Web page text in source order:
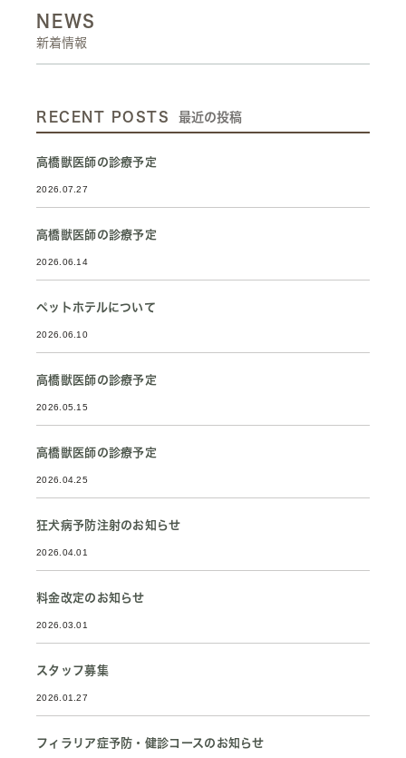
NEWS
新着情報
RECENT POSTS 最近の投稿
高橋獣医師の診療予定
2026.07.27
高橋獣医師の診療予定
2026.06.14
ペットホテルについて
2026.06.10
高橋獣医師の診療予定
2026.05.15
高橋獣医師の診療予定
2026.04.25
狂犬病予防注射のお知らせ
2026.04.01
料金改定のお知らせ
2026.03.01
スタッフ募集
2026.01.27
フィラリア症予防・健診コースのお知らせ